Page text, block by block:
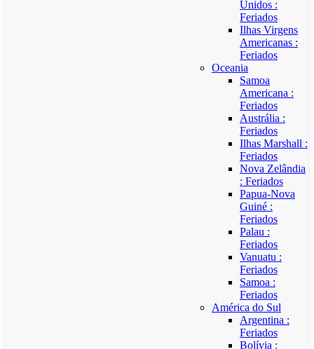
Unidos :
Feriados
Ilhas Virgens
Americanas :
Feriados
Oceania
Samoa
Americana :
Feriados
Austrália :
Feriados
Ilhas Marshall :
Feriados
Nova Zelândia
: Feriados
Papua-Nova
Guiné :
Feriados
Palau :
Feriados
Vanuatu :
Feriados
Samoa :
Feriados
América do Sul
Argentina :
Feriados
Bolívia :